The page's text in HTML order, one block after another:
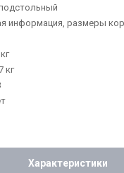
информация, размеры
кг
Характеристики